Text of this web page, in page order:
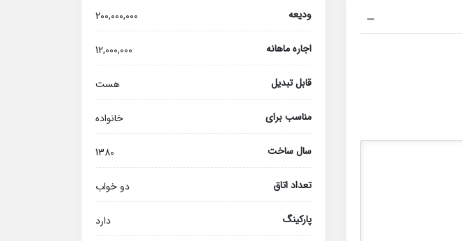
ودیعه 200,000,000
اجاره ماهانه 12,000,000
قابل تبدیل هست
مناسب برای خانواده
سال ساخت 1380
تعداد اتاق دو خواب
پارکینگ دارد